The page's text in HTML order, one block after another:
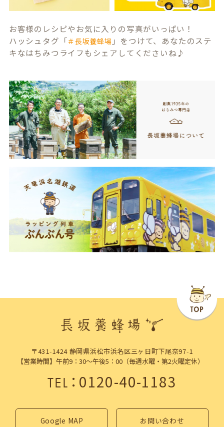
お客様のレシピやお気に入りの写真がいっぱい！
ハッシュタグ「＃長坂養蜂場 」をつけて、あなたのステ
キなはちみつライフもシェアしてくださいね♪
〒431-1424 静岡県浜松市浜名区三ヶ日町下尾奈97-1
【営業時間】午前9：30～午後5：00（毎週水曜・第2火曜定休）
TEL：0120-40-1183
Google MAP お問い合わせ